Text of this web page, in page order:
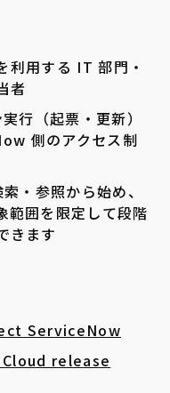
用する IT 部門・
者
行（起票・更新）
側のアクセス制
・参照から始め、
範囲を限定して段階
きます
ServiceNow
release